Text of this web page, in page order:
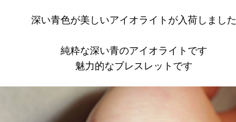
深い青色が美しいアイオライトが入荷しました
純粋な深い青のアイオライトです
魅力的なブレスレットです